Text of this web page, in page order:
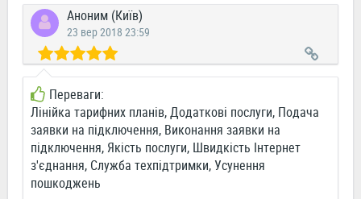
Аноним (Київ)
23 вер 2018 23:59
Переваги:
Лінійка тарифних планів, Додаткові послуги, Подача
заявки на підключення, Виконання заявки на
підключення, Якість послуги, Швидкість Інтернет
з'єднання, Служба техпідтримки, Усунення
пошкоджень